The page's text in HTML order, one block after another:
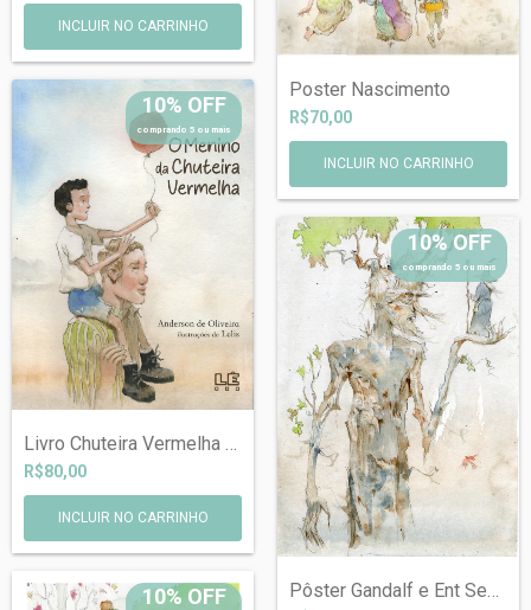
10% OFF
comprando 5 ou mais
R$80,00
Poster Nascimento
R$70,00
10% OFF
10% OFF
comprando 5 ou mais